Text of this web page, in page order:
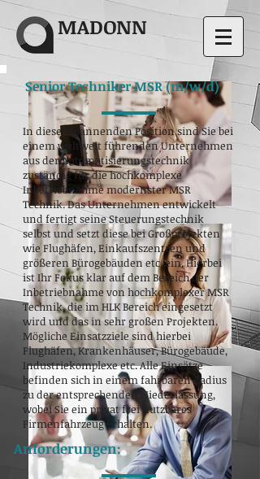
MADONN
Senior Techniker MSR (m/w/d)
In dieser spannenden Position sind Sie bei
einem weltweit führenden Unternehmen
aus der Automatisierungstechnik
zuständig für die hochkomplexe
Inbetriebnahme modernster MSR
Technik. Das Unternehmen entwickelt
und fertigt seine Steuerungstechnik
selbst und setzt diese bei Großprojekten
wie Flughäfen, Einkaufszentren und
größeren Bürogebäuden etc. ein. Hierbei
ist Ihr Fokus klar auf dem Bereich der
Inbetriebnahme von hochkomplexer MSR
Technik, die im HLK Bereich eingesetzt
wird und das in sehr großen Projekten.
Mögliche Einsatzziele sind hierbei
Flughäfen, Krankenhäuser, Bürogebäude,
Industriekomplexe etc.Alle Einsätze
befinden sich in einem fahrbaren Radius
zu der entsprechenden Niederlassung,
wobei Sie ein privat frei nutzbares
Firmenfahrzeug erhalten.
Anforderungen: